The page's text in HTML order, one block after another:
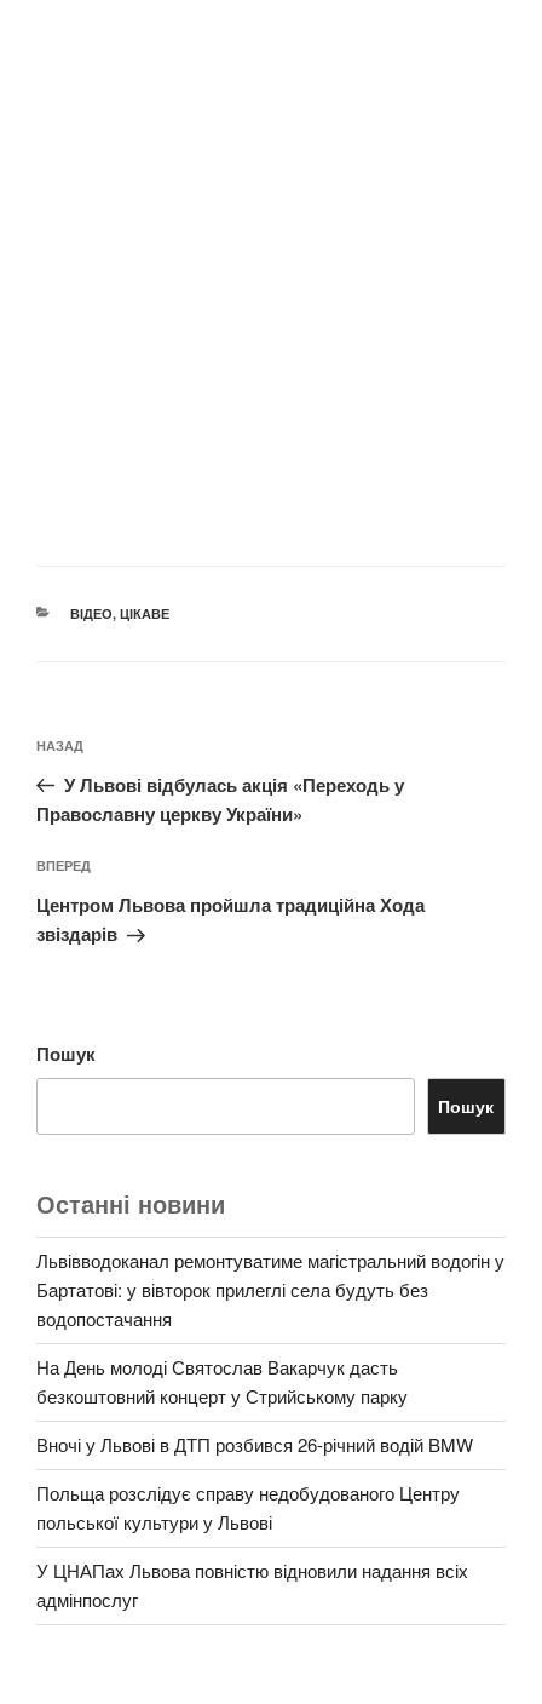
КАТЕГОРІЇ
ВІДЕО, ЦІКАВЕ
записів
Попередній
запис:
НАЗАД
У Львові відбулась акція «Переходь у
Православну церкву України»
Наступний
запис
ВПЕРЕД
Центром Львова пройшла традиційна Хода
звіздарів
Пошук
Пошук
Останні новини
Львівводоканал ремонтуватиме магістральний водогін у
Бартатові: у вівторок прилеглі села будуть без
водопостачання
На День молоді Святослав Вакарчук дасть
безкоштовний концерт у Стрийському парку
Вночі у Львові в ДТП розбився 26-річний водій BMW
Польща розслідує справу недобудованого Центру
польської культури у Львові
У ЦНАПах Львова повністю відновили надання всіх
адмінпослуг